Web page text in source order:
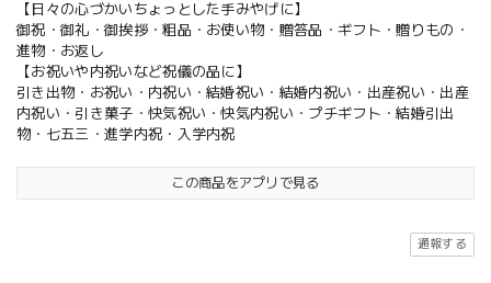
【日々の心づかいちょっとした手みやげに】
御祝・御礼・御挨拶・粗品・お使い物・贈答品・ギフト・贈りもの・
進物・お返し
【お祝いや内祝いなど祝儀の品に】
引き出物・お祝い・内祝い・結婚祝い・結婚内祝い・出産祝い・出産
内祝い・引き菓子・快気祝い・快気内祝い・プチギフト・結婚引出
物・七五三・進学内祝・入学内祝
この商品をアプリで見る
通報する